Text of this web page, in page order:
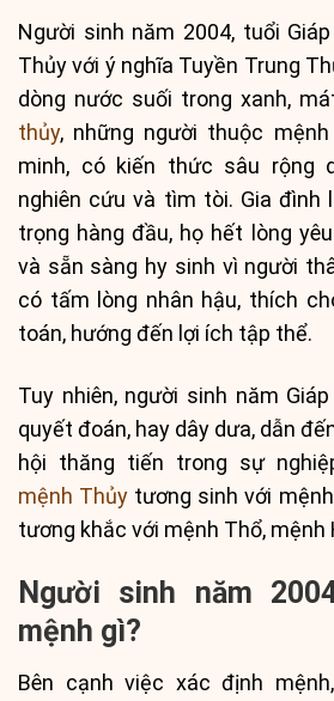
Người sinh năm 2004, tuổi
Thủy với ý nghĩa Tuyền Trung
dòng nước suối trong xanh,
thủy, những người thuộc
minh, có kiến thức sâu rộng
nghiên cứu và tìm tòi. Gia đình
trọng hàng đầu, họ hết lòng
và sẵn sàng hy sinh vì người
có tấm lòng nhân hậu, thích
toán, hướng đến lợi ích tập thể.
Tuy nhiên, người sinh năm
quyết đoán, hay dây dưa, dẫn
hội thăng tiến trong sự
mệnh Thủy tương sinh với
tương khắc với mệnh Thổ, mệnh
Người sinh năm
mệnh gì?
Bên cạnh việc xác định